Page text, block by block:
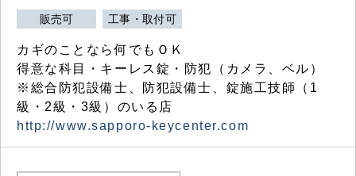
販売可 工事・取付可
カギのことなら何でもＯＫ
得意な科目・キーレス錠・防犯（カメラ、ベル）
※総合防犯設備士、防犯設備士、錠施工技師（1
級・2級・3級）のいる店
http://www.sapporo-keycenter.com